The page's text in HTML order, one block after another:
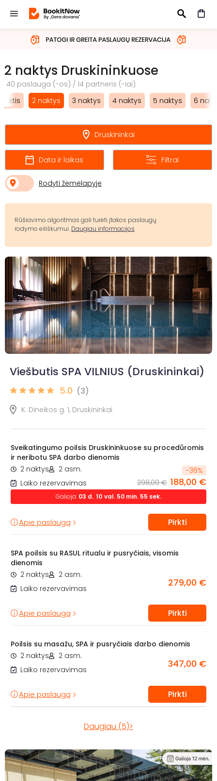
IEŠKOTI
2 naktys Druskininkuose
40 paslauga (-os) / 14 partneris (-iai)
naktis
2 naktys 3 naktys 4 naktys 5 naktys 6
Druskininkai
Data ir laikas Filtrai
Rodyti žemėlapyje
Rūšiavimo algoritmas gali turėti įtakos paslaugų
rodymo eiliškumui. Daugiau informacijos
Viešbutis SPA VILNIUS (Druskininkai)
5.0 (3)
K. Dineikos g. 1, Druskininkai
Sveikatingumo poilsis Druskininkuose su procedūromis
ir neribotu SPA darbo dienomis
2 naktys
2 asm.
Laiko rezervavimas
-36%
298,00 € 188,00 €
Galioja: 03 d. 10 val. 50 min. 53 sek.
Apie paslaugą Pirkti
SPA poilsis su RASUL ritualu ir pusryčiais, visomis
dienomis
2 naktys
2 asm.
Laiko rezervavimas
279,00 €
Apie paslaugą Pirkti
Poilsis su masažu, SPA ir pusryčiais darbo dienomis
2 naktys
2 asm.
Laiko rezervavimas
347,00 €
Apie paslaugą Pirkti
Daugiau (5)>